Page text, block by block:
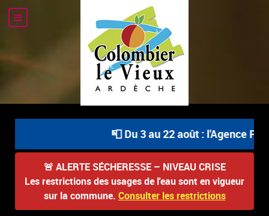
📮 Du 3 au 22 août : l'Agence
🚨 ALERTE SÉCHERESSE – NIVEAU CRISE
Les restrictions des usages de l'eau sont en vigueur
sur la commune. Consulter les restrictions